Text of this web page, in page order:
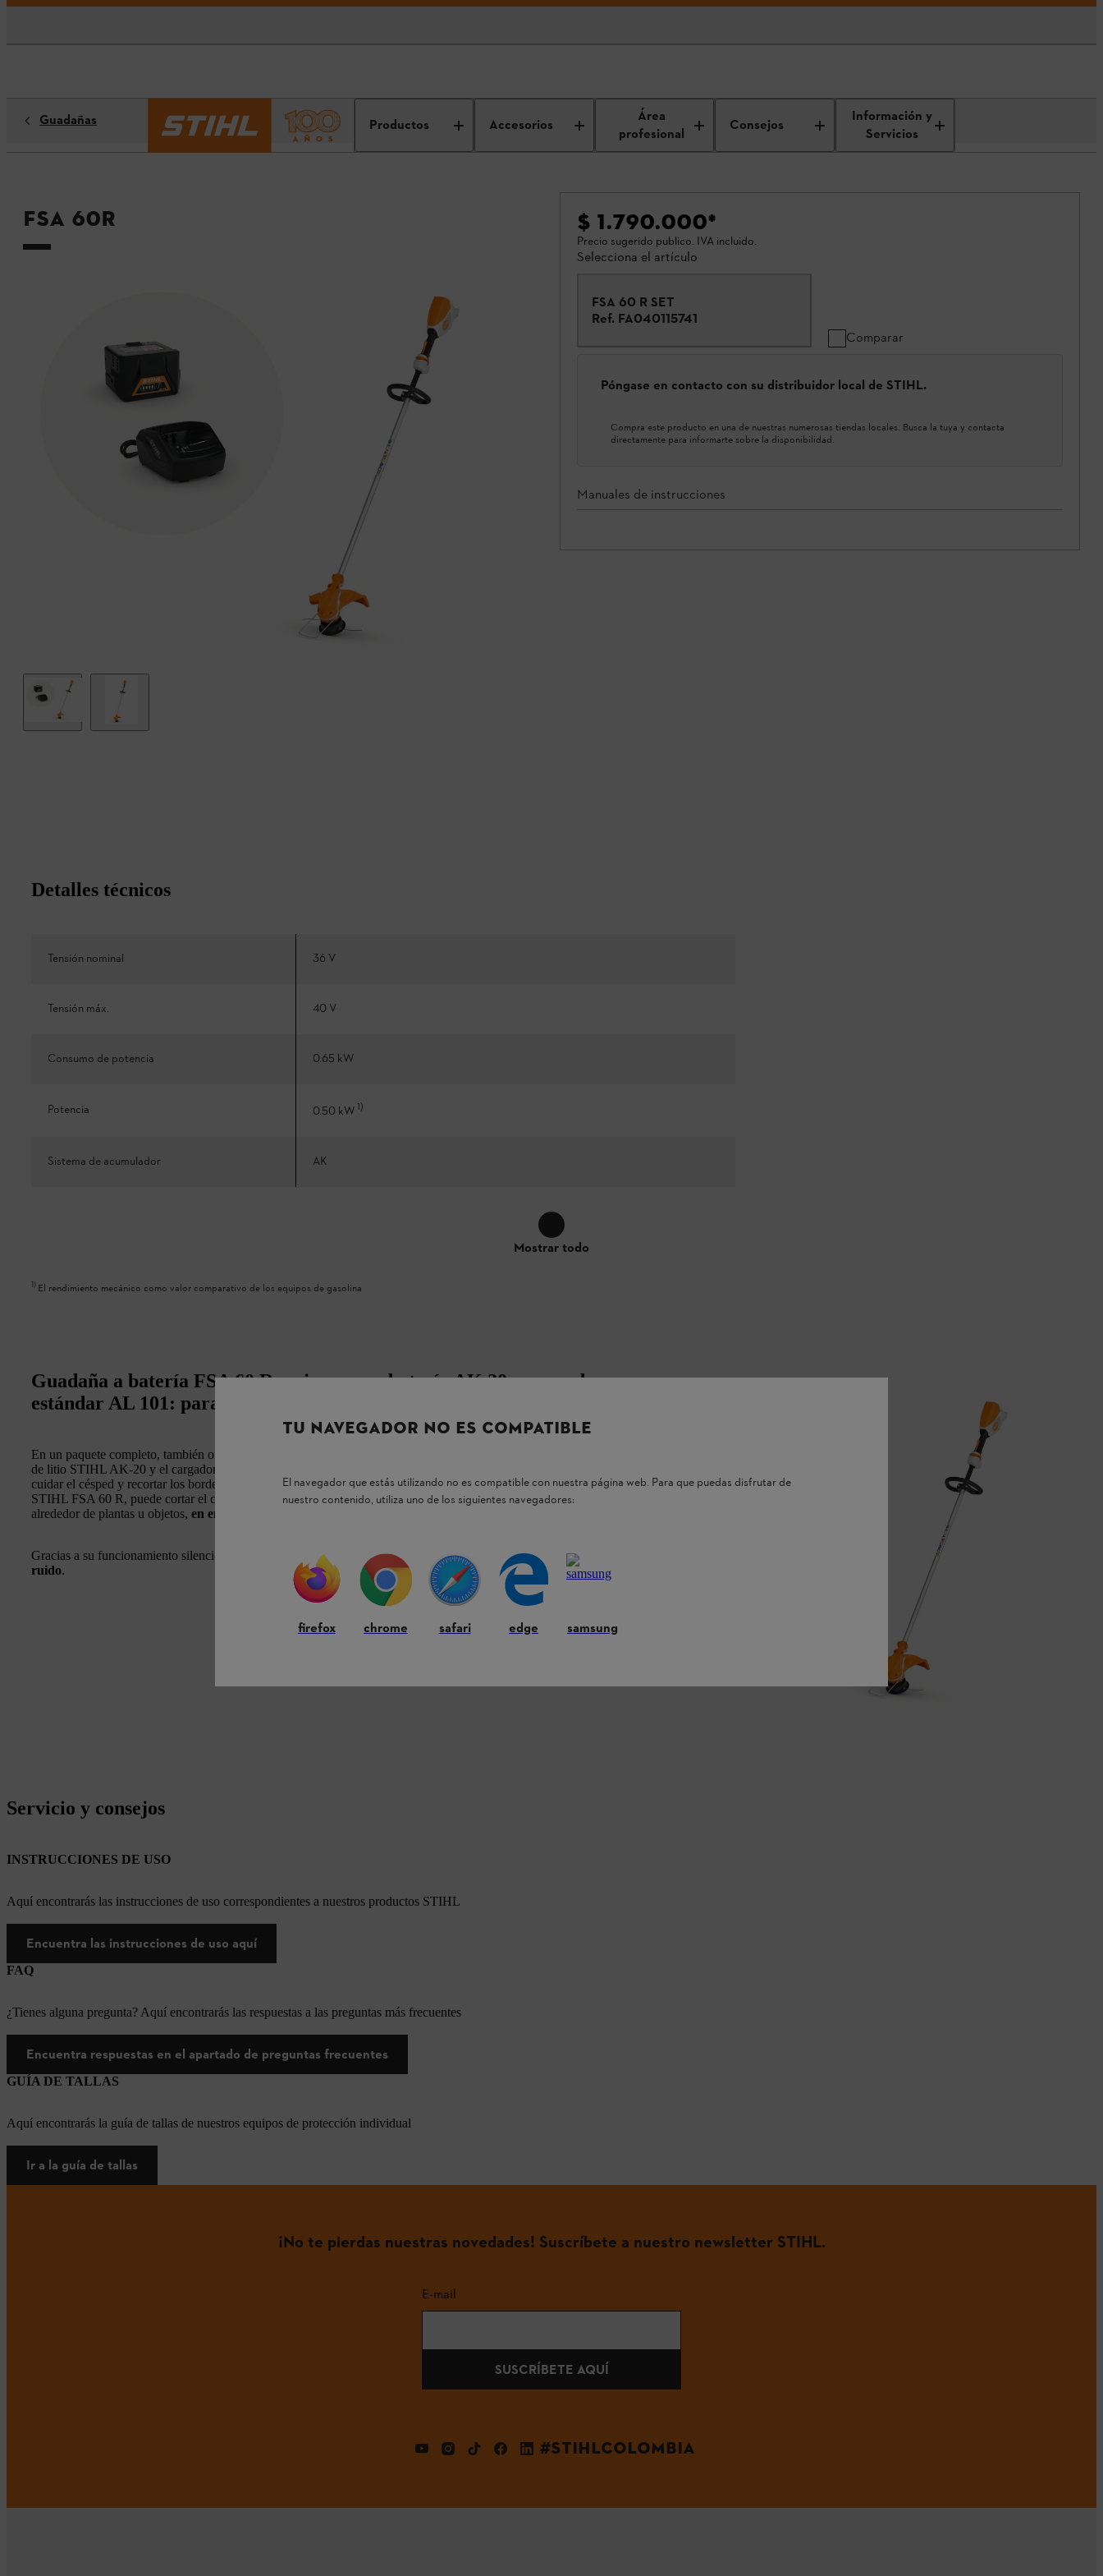
Productos Accesorios
Área
profesional
Consejos
Información y
Servicios
Guadañas
FSA 60R $ 1.790.000*
Precio sugerido publico. IVA incluido.
Selecciona el artículo
FSA 60 R SET
Ref. FA040115741
Comparar
Póngase en contacto con su distribuidor local de STIHL.
Compra este producto en una de nuestras numerosas tiendas locales. Busca la tuya y contacta
directamente para informarte sobre la disponibilidad.
Manuales de instrucciones
Detalles técnicos
Tensión nominal 36 V
Tensión máx. 40 V
Consumo de potencia 0.65 kW
Potencia 0.50 kW1)
Sistema de acumulador AK
Mostrar todo
1) El rendimiento mecánico como valor comparativo de los equipos de gasolina
Guadaña a batería FSA 60 R en juego con batería AK 20 y cargador
estándar AL 101: para un cuidado silencioso y eficiente del césped
En un paquete completo, también ofrecemos la guadaña STIHL FSA 60 R en un juego con una batería de iones
de litio STIHL AK-20 y el cargador estándar STIHL AL 101 a juego. Esto significa que puede comenzar a
cuidar el césped y recortar los bordes tan pronto como se cargue la batería. Con la ligera guadaña inalámbrica
STIHL FSA 60 R, puede cortar el césped o recortar los bordes del césped, especialmente a lo largo de los setos y
alrededor de plantas u objetos, en entornos domésticos
Gracias a su funcionamiento silencioso, puede trabajar incluso sin protección auditiva y en
zonas sensibles al
ruido.
Servicio y consejos
INSTRUCCIONES DE USO
Aquí encontrarás las instrucciones de uso correspondientes a nuestros productos STIHL
Encuentra las instrucciones de uso aquí
FAQ
¿Tienes alguna pregunta? Aquí encontrarás las respuestas a las preguntas más frecuentes
Encuentra respuestas en el apartado de preguntas frecuentes
GUÍA DE TALLAS
Aquí encontrarás la guía de tallas de nuestros equipos de protección individual
Ir a la guía de tallas
¡No te pierdas nuestras novedades! Suscríbete a nuestro newsletter STIHL.
E-mail
SUSCRÍBETE AQUÍ
#STIHLCOLOMBIA
TU NAVEGADOR NO ES COMPATIBLE
El navegador que estás utilizando no es compatible con nuestra página web. Para que puedas disfrutar de
nuestro contenido, utiliza uno de los siguientes navegadores:
firefox chrome safari edge samsung